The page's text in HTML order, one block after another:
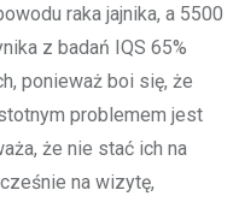
raka jajnika, a 5500
z badań IQS 65%
ponieważ boi się, że
problemem jest
że nie stać ich na
na wizytę,